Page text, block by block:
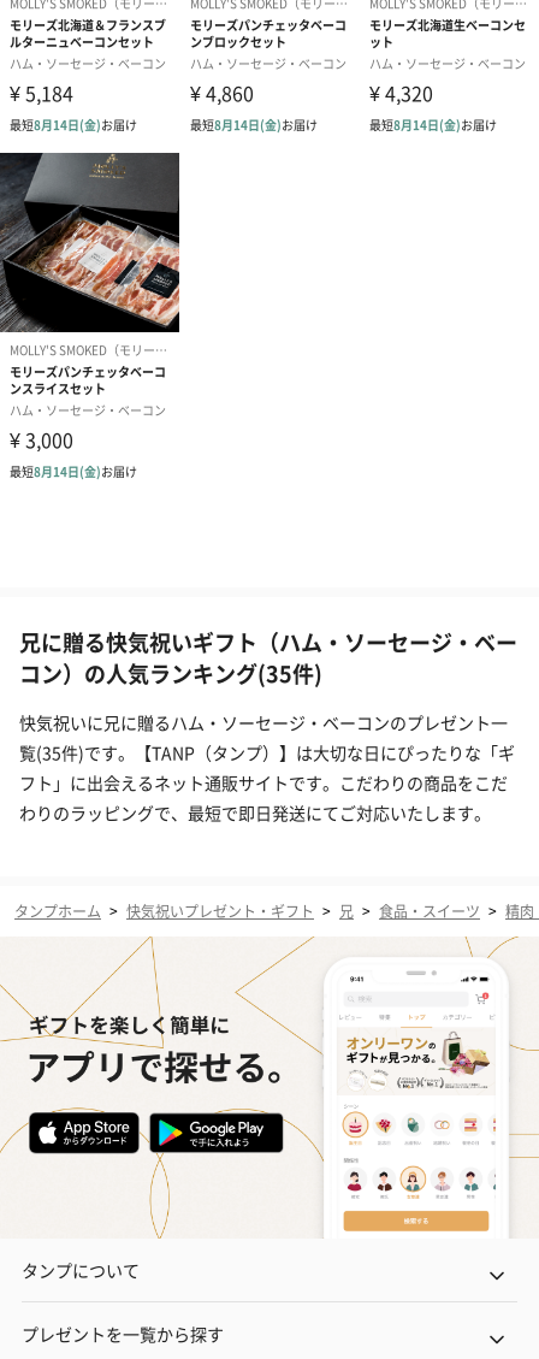
兄に贈る快気祝いギフト（ハム・ソーセージ・ベー
コン）の人気ランキング(35件)
快気祝いに兄に贈るハム・ソーセージ・ベーコンのプレゼント一
覧(35件)です。【TANP（タンプ）】は大切な日にぴったりな「ギ
フト」に出会えるネット通販サイトです。こだわりの商品をこだ
わりのラッピングで、最短で即日発送にてご対応いたします。
タンプホーム > 快気祝いプレゼント・ギフト > 兄 > 食品・スイーツ > 精肉
タンプについて
プレゼントを一覧から探す